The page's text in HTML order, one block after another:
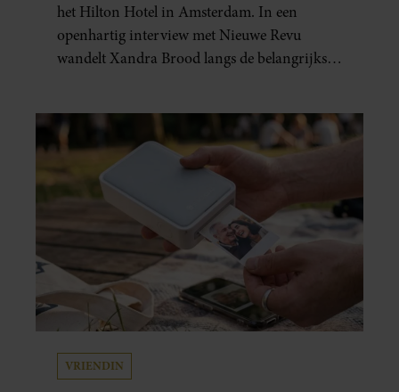
het Hilton Hotel in Amsterdam. In een
openhartig interview met Nieuwe Revu
wandelt Xandra Brood langs de belangrijkste
Leidsedwarsstraat roept een stortvloed aan
herinneringen op. Daar begon hun leven
samen en werd dochter Lola geboren.
VRIENDIN